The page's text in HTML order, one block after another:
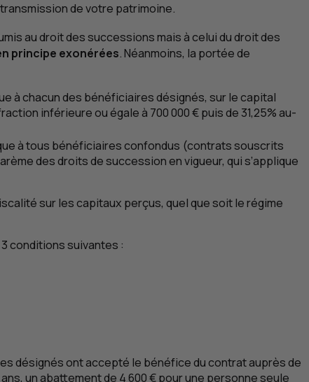
de votre patrimoine.
au droit des successions mais à celui du droit des
principe exonérées. Néanmoins, la portée de
à chacun des bénéficiaires désignés, sur le capital
inférieure ou égale à 700 000 € puis de 31,25% au-
à tous bénéficiaires confondus (contrats souscrits
des droits de succession en vigueur, qui s’applique
sur les capitaux perçus, quel que soit le régime
conditions suivantes :
désignés ont accepté le bénéfice du contrat auprès de
un abattement de 4 600 € pour une personne seule